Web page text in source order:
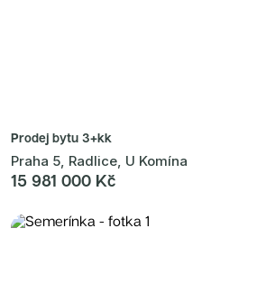
Prodej bytu 3+kk
Praha 5, Radlice, U Komína
15 981 000 Kč